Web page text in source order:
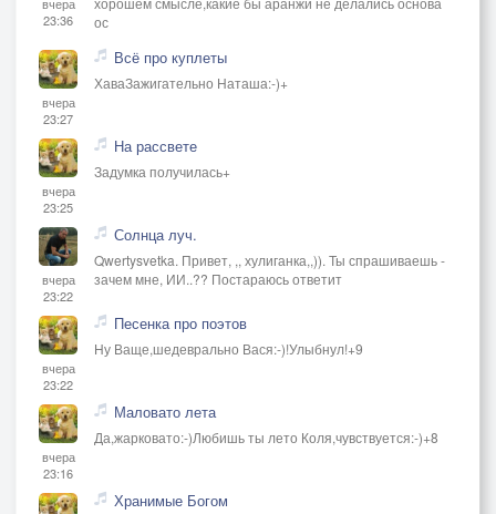
23:36
ос
вчера
23:27
Всё про куплеты
ХаваЗажигательно Наташа:-)+
вчера
23:25
На рассвете
Задумка получилась+
вчера
23:22
Солнца луч.
Qwertysvetka. Привет, ,, хулиганка,,)). Ты спрашиваешь -
зачем мне, ИИ..?? Постараюсь ответит
вчера
23:22
Песенка про поэтов
Ну Ваще,шедеврально Вася:-)!Улыбнул!+9
вчера
23:16
Маловато лета
Да,жарковато:-)Любишь ты лето Коля,чувствуется:-)+8
Хранимые Богом